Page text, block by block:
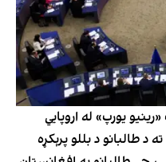
یورپ» له اروپايي
طالبانو د بللو پرېکړه